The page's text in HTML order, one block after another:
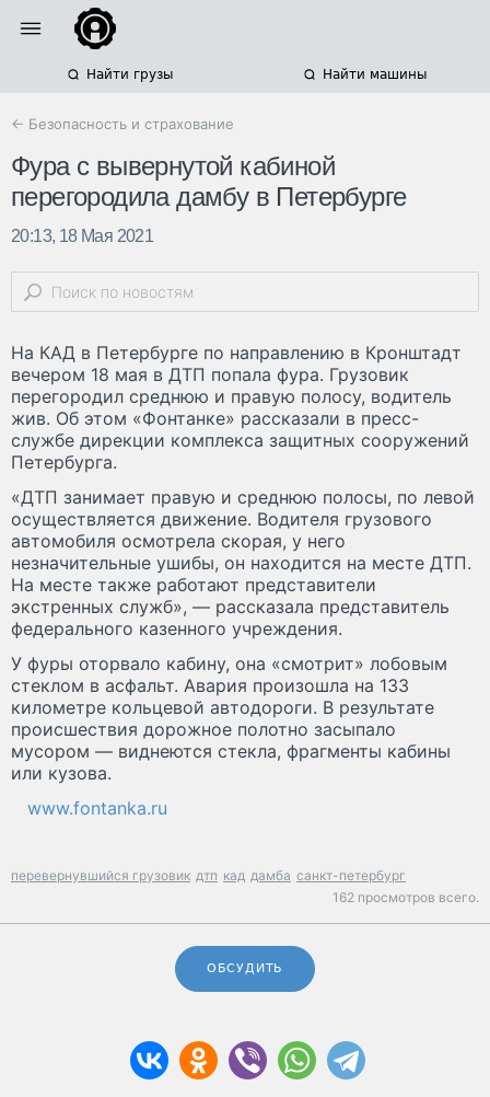
Найти грузы Найти машины
← Безопасность и страхование
Фура с вывернутой кабиной
перегородила дамбу в Петербурге
20:13, 18 Мая 2021
На КАД в Петербурге по направлению в Кронштадт
вечером 18 мая в ДТП попала фура. Грузовик
перегородил среднюю и правую полосу, водитель
жив. Об этом «Фонтанке» рассказали в пресс-
службе дирекции комплекса защитных сооружений
Петербурга.
«ДТП занимает правую и среднюю полосы, по левой
осуществляется движение. Водителя грузового
автомобиля осмотрела скорая, у него
незначительные ушибы, он находится на месте ДТП.
На месте также работают представители
экстренных служб», — рассказала представитель
федерального казенного учреждения.
У фуры оторвало кабину, она «смотрит» лобовым
стеклом в асфальт. Авария произошла на 133
километре кольцевой автодороги. В результате
происшествия дорожное полотно засыпало
мусором — виднеются стекла, фрагменты кабины
или кузова.
www.fontanka.ru
перевернувшийся грузовик дтп кад дамба санкт-петербург
162 просмотров всего.
ОБСУДИТЬ